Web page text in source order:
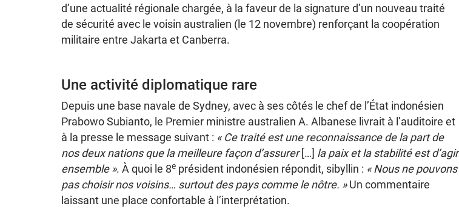
d’une actualité régionale chargée, à la faveur de la signature d’un nouveau traité
de sécurité avec le voisin australien (le 12 novembre) renforçant la coopération
militaire entre Jakarta et Canberra.
Une activité diplomatique rare
Depuis une base navale de Sydney, avec à ses côtés le chef de l’État indonésien
Prabowo Subianto, le Premier ministre australien A. Albanese livrait à l’auditoire et
à la presse le message suivant : « Ce traité est une reconnaissance de la part de
nos deux nations que la meilleure façon d’assurer[…] la paix et la stabilité est d’agir
ensemble ». À quoi le 8eprésident indonésien répondit, sibyllin : « Nous ne pouvons
pas choisir nos voisins… surtout des pays comme le nôtre. »Un commentaire
laissant une place confortable à l’interprétation.